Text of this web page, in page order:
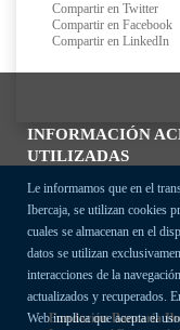
INFORMACIÓN
UTILIZADAS
Le informamos que en el
Ibercaja, se utilizan cookies
cuales se almacenan en el
datos se utilizan
interacciones de la
actualizados y recuperados.
Web implica que acepta el
Compartir en Twitter
Compartir en Facebook
Compartir en LinkedIn
Fundación Bancaria